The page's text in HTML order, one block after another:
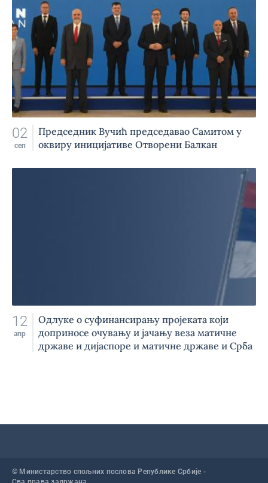
02
сеп
Председник Вучић председавао Самитом у
оквиру иницијативе Отворени Балкан
12
апр
Одлуке о суфинансирању пројеката који
доприносе очувању и јачању веза матичне
државе и дијаспоре и матичне државе и Срба
© Министарство спољних послова Републике Србије -